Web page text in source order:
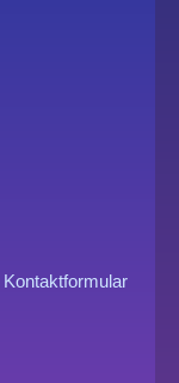
Kontaktformular